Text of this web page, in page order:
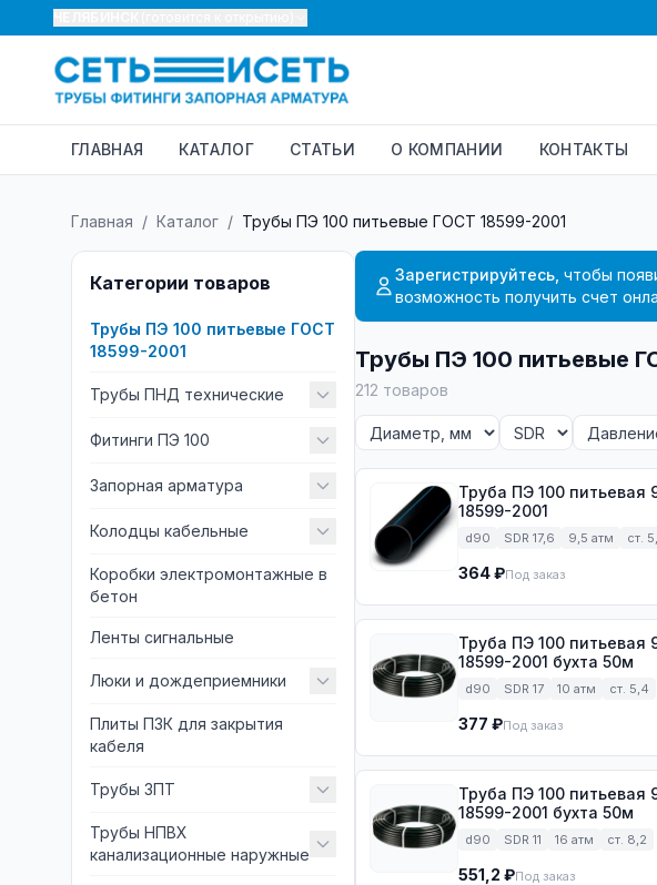
ГЛАВНАЯ КАТАЛОГ СТАТЬИ О КОМПАНИИ КОНТАКТЫ
Главная / Каталог / Трубы ПЭ 100 питьевые ГОСТ 18599-2001
Категории товаров
Трубы ПЭ 100 питьевые ГОСТ
18599-2001
Трубы ПНД технические
Фитинги ПЭ 100
Запорная арматура
Колодцы кабельные
Коробки электромонтажные в
бетон
Ленты сигнальные
Люки и дождеприемники
Плиты ПЗК для закрытия
кабеля
Трубы ЗПТ
Трубы НПВХ
канализационные наружные
Зарегистрируйтесь, чтобы
возможность получить счет
Трубы ПЭ 100 питьевые
212 товаров
Труба ПЭ 100 питьевая 90 ст 5,1 SDR 17,6 ГОСТ
18599-2001
d90 SDR 17,6 9,5 атм ст.
364 ₽Под заказ
Труба ПЭ 100 питьевая 90 ст 5,4 SDR 17 ГОСТ
18599-2001 бухта 50м
d90 SDR 17 10 атм ст. 5,4
377 ₽Под заказ
Труба ПЭ 100 питьевая 90 ст 8,2 SDR 11 ГОСТ
18599-2001 бухта 50м
d90 SDR 11 16 атм ст. 8,2
551,2 ₽Под заказ